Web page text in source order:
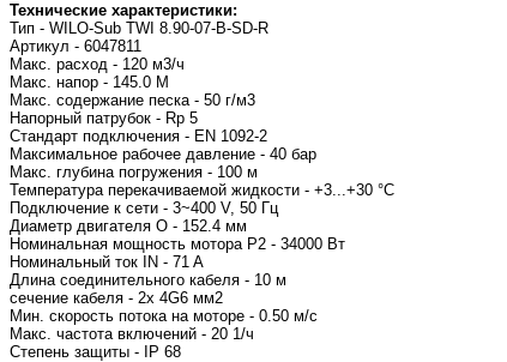
Технические характеристики:
Тип - WILO-Sub TWI 8.90-07-B-SD-R
Артикул - 6047811
Макс. расход - 120 м3/ч
Макс. напор - 145.0 M
Макс. содержание песка - 50 г/м3
Напорный патрубок - Rp 5
Стандарт подключения - EN 1092-2
Максимальное рабочее давление - 40 бар
Макс. глубина погружения - 100 м
Температура перекачиваемой жидкости - +3...+30 °C
Подключение к сети - 3~400 V, 50 Гц
Диаметр двигателя O - 152.4 мм
Номинальная мощность мотора P2 - 34000 Вт
Номинальный ток IN - 71 A
Длина соединительного кабеля - 10 м
сечение кабеля - 2x 4G6 мм2
Мин. скорость потока на моторе - 0.50 м/с
Макс. частота включений - 20 1/ч
Степень защиты - IP 68